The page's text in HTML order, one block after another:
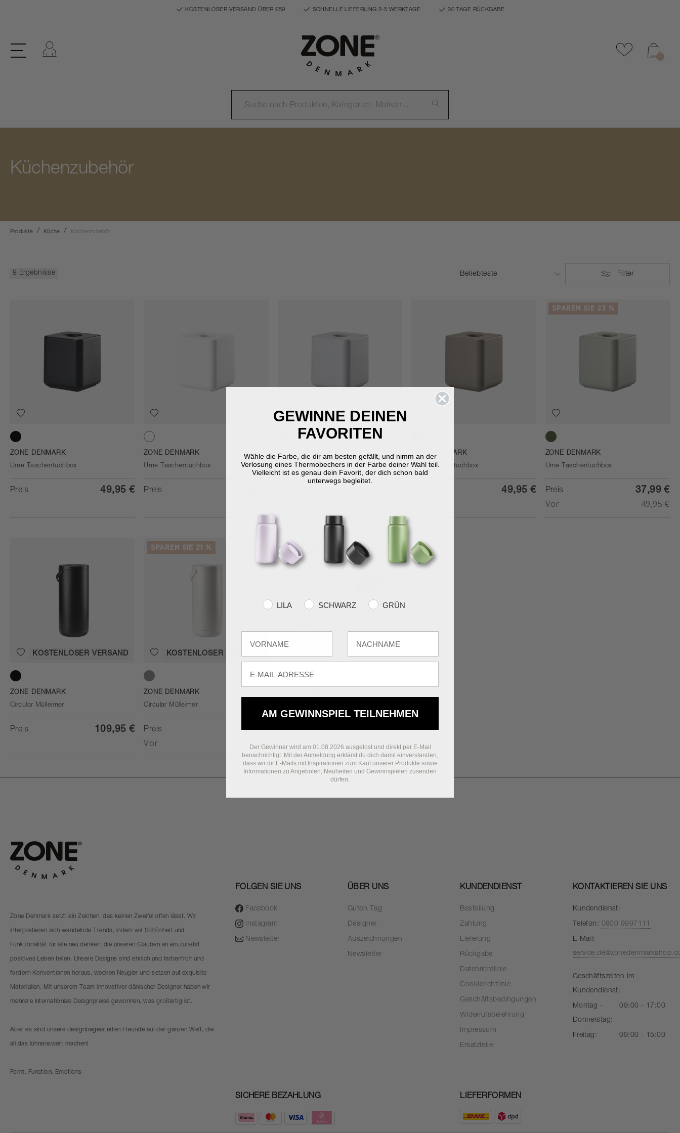
KOSTENLOSER VERSAND ÜBER €59 SCHNELLE LIEFERUNG 2-5 WERKTAGE 30 TAGE RÜCKGABE
Zu
Küchenzubehör
Produkte Küche Küchenzubehör
8 Ergebnisse Filter
Black
ZONE DENMARK
Ume Taschentuchbox
Preis 49,95 €
White
ZONE DENMARK
Ume Taschentuchbox
Preis
ZONE DENMARK
Ume Taschentuchbox
ZONE DENMARK
Ume Taschentuchbox
49,95 €
SPAREN SIE 23 %
Eucalyptus
ZONE DENMARK
Ume Taschentuchbox
Preis 37,99 €
Vor 49,95 €
KOSTENLOSER VERSAND
Black
ZONE DENMARK
Circular Mülleimer
Preis 109,95 €
SPAREN SIE 21 %
KOSTENLOSER VERSAND
Warm Grey
ZONE DENMARK
Circular Mülleimer
Preis 55,00 €
Vor 69,95 €
SPAREN SIE 36 %
Black
Preis 10,79 €
Vor 16,95 €
Zone Denmark setzt ein Zeichen, das keinen Zweifel offen lässt. Wir
interpretieren sich wandelnde Trends, indem wir Schönheit und
Funktionalität für alle neu denken, die unseren Glauben an ein zutiefst
positives Leben teilen. Unsere Designs sind ehrlich und farbenfroh und
fordern Konventionen heraus, wecken Neugier und setzen auf exquisite
Materialien. Mit unserem Team innovativer dänischer Designer haben wir
mehrere internationale Designpreise gewonnen, was großartig ist.
Aber es sind unsere designbegeisterten Freunde auf der ganzen Welt, die
all das lohnenswert machen!
Form. Function. Emotions
FOLGEN SIE UNS
Facebook
Instagram
Newsletter
ÜBER UNS
Guten Tag
Designer
Auszeichnungen
Newsletter
KUNDENDIENST
Bestellung
Zahlung
Lieferung
Rückgabe
Datenrichtlinie
Cookierichtlinie
Geschäftsbedingungen
Widerrufsbelehrung
Impressum
Ersatzteile
KONTAKTIEREN SIE UNS
Kundendienst:
Telefon: 0800 9997111
E-Mail:
Geschäftszeiten im
Kundendienst:
Montag -
Donnerstag:
09:00 - 17:00
Freitag: 09:00 - 15:00
SICHERE BEZAHLUNG LIEFERFORMEN
GEWINNE DEINEN
FAVORITEN
Wähle die Farbe, die dir am besten gefällt, und nimm an der
Verlosung eines Thermobechers in der Farbe deiner Wahl teil.
Vielleicht ist es genau dein Favorit, der dich schon bald
unterwegs begleitet.
Farvevalg
LILA SCHWARZ GRÜN
AM GEWINNSPIEL TEILNEHMEN
Der Gewinner wird am 01.08.2026 ausgelost und direkt per E-Mail
benachrichtigt. Mit der Anmeldung erklärst du dich damit einverstanden,
dass wir dir E-Mails mit Inspirationen zum Kauf unserer Produkte sowie
Informationen zu Angeboten, Neuheiten und Gewinnspielen zusenden
dürfen.